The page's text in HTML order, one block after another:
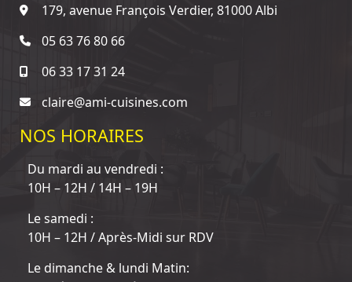
179, avenue François Verdier, 81000 Albi
05 63 76 80 66
06 33 17 31 24
claire@ami-cuisines.com
NOS HORAIRES
Du mardi au vendredi :
10H – 12H / 14H – 19H
Le samedi :
10H – 12H / Après-Midi sur RDV
Le dimanche & lundi Matin: